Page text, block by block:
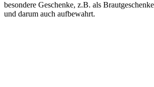
besondere Geschenke, z.B. als
und darum auch aufbewahrt.